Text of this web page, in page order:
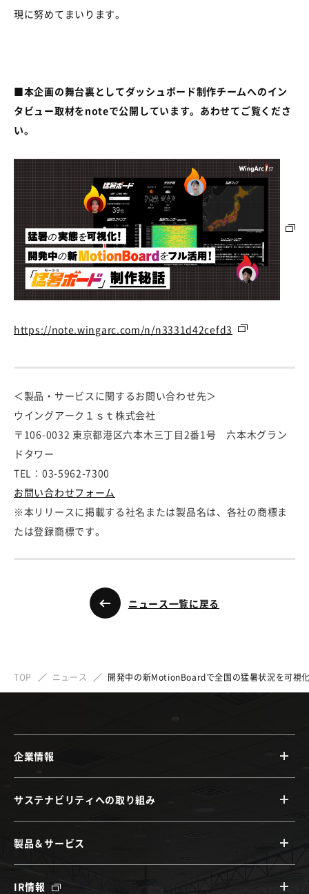
現に努めてまいります。
■本企画の舞台裏としてダッシュボード制作チームへのイン
タビュー取材をnoteで公開しています。あわせてご覧くださ
い。
https://note.wingarc.com/n/n3331d42cefd3
＜製品・サービスに関するお問い合わせ先＞
ウイングアーク１ｓｔ株式会社
〒106-0032 東京都港区六本木三丁目2番1号 六本木グラン
ドタワー
TEL：03-5962-7300
お問い合わせフォーム
※本リリースに掲載する社名または製品名は、各社の商標ま
たは登録商標です。
ニュース一覧に戻る
TOP ニュース 開発中の新MotionBoardで全国の猛暑状況を可視
企業情報
サステナビリティへの取り組み
製品＆サービス
IR情報